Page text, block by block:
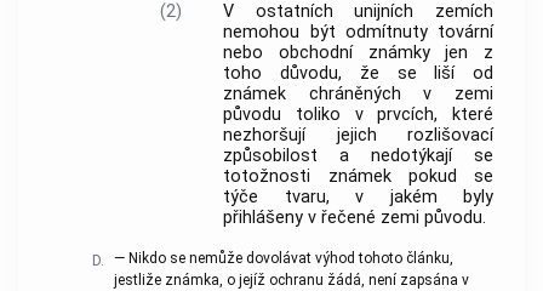
(2)
V ostatních unijních zemích
nemohou být odmítnuty tovární
nebo obchodní známky jen z
toho důvodu, že se liší od
známek chráněných v zemi
původu toliko v prvcích, které
nezhoršují jejich rozlišovací
způsobilost a nedotýkají se
totožnosti známek pokud se
týče tvaru, v jakém byly
přihlášeny v řečené zemi původu.
D.
— Nikdo se nemůže dovolávat výhod tohoto článku,
jestliže známka, o jejíž ochranu žádá, není zapsána v